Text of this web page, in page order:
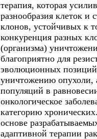
терапия, которая
разнообразия клеток и
клонов, устойчивых к
конкуренция разных
(организма)
благоприятно для
эволюционных позиций
уничтожению опухоли,
популяций в
онкологическое
категорию
основе
адаптивной терапии